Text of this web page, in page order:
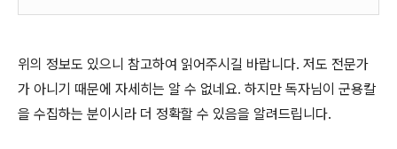
위의 정보도 있으니 참고하여 읽어주시길 바랍니다. 저도 전문가
가 아니기 때문에 자세히는 알 수 없네요. 하지만 독자님이 군용칼
을 수집하는 분이시라 더 정확할 수 있음을 알려드립니다.